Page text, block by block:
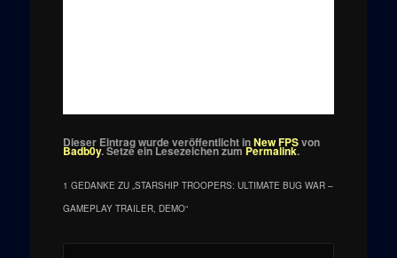
Dieser Eintrag wurde veröffentlicht inNew FPSvon
Badb0y. Setze ein Lesezeichen zumPermalink.
1 GEDANKE ZU „STARSHIP TROOPERS: ULTIMATE BUG WAR –
GAMEPLAY TRAILER, DEMO“